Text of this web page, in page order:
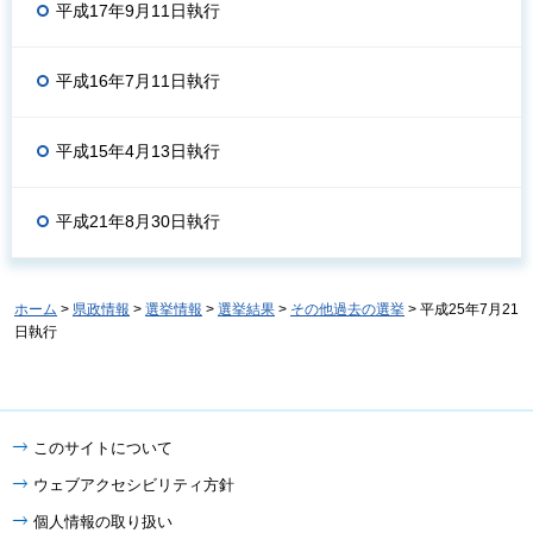
平成17年9月11日執行
平成16年7月11日執行
平成15年4月13日執行
平成21年8月30日執行
ホーム > 県政情報 > 選挙情報 > 選挙結果 > その他過去の選挙 > 平成25年7月21
日執行
このサイトについて
ウェブアクセシビリティ方針
個人情報の取り扱い